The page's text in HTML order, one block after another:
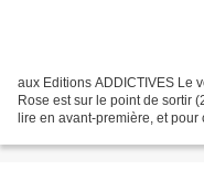
aux Editions ADDICTIVES Le
Rose est sur le point de sortir
lire en avant-première, et